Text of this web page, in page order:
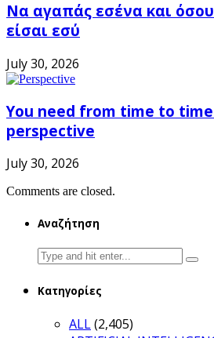
Να αγαπάς εσένα και
είσαι εσύ
July 30, 2026
You need from time to
perspective
July 30, 2026
Comments are closed.
Αναζήτηση
Search
for:
Κατηγορίες
ALL(2,405)